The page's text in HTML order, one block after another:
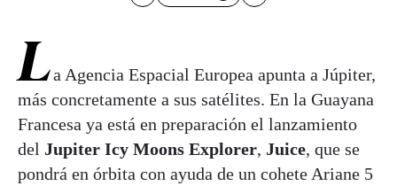
La Agencia Espacial Europea apunta a Júpiter,
más concretamente a sus satélites. En la Guayana
Francesa ya está en preparación el lanzamiento
del Jupiter Icy Moons Explorer, Juice, que se
pondrá en órbita con ayuda de un cohete Ariane 5